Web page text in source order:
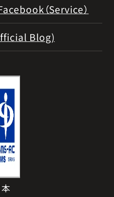
（Service）
Blog)